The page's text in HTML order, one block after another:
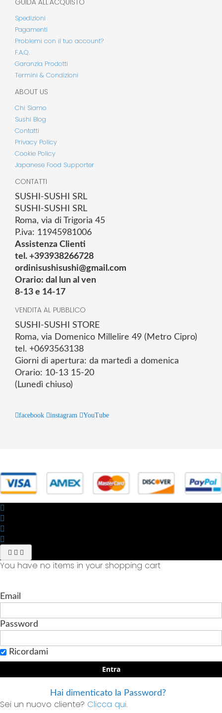
Spedizioni
Pagamenti
Problemi con il tuo account?
F.A.Q.
Garanzia Prodotti
Termini & Condizioni
ABOUT US
Chi Siamo
Sushi Blog
Contatti
Privacy Policy
Cookie Policy
Japanese Food Supporter
CONTATTI
SUSHI-SUSHI SRL
SUSHI-SUSHI SRL
Roma, via di Trigoria 45
P.iva: 11945981006
Assistenza Clienti
tel. +393938266728
ordinisushisushi@gmail.com
Orario: dal lun al ven
8-13 e 14-17
VENDITA AL PUBBLICO
SUSHI-SUSHI STORE
Roma, via Domenico Millelire 49 (Metro Cipro)
tel. +0693563138
Giorni di apertura: da martedì a domenica
Orario: 10-13 15-20
(Lunedì chiuso)
facebook instagram YouTube
You have no items in your shopping cart
Email
Password
Ricordami
Entra
Hai dimenticato la Password?
Sei un nuovo cliente? Clicca qui.